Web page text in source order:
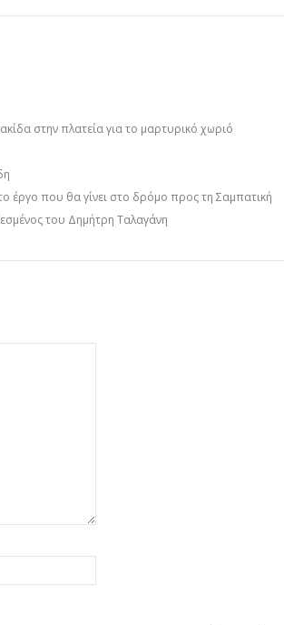
στην πλατεία για το μαρτυρικό χωριό
έργο που θα γίνει στο δρόμο προς τη Σαμπατική
του Δημήτρη Ταλαγάνη